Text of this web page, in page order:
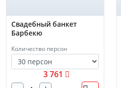
Свадебный банкет
Барбекю
Количество персон
3 761